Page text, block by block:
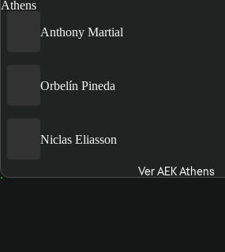
Anthony Martial
Orbelín Pineda
Niclas Eliasson
Ver AEK Athens